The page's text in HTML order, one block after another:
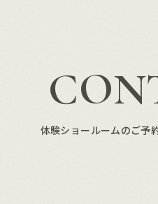
体験ショールームのご予